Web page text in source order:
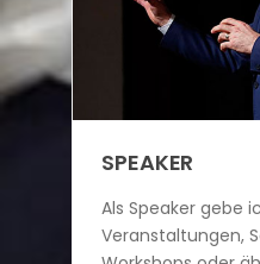
SPEAKER
Als Speaker gebe
Veranstaltungen,